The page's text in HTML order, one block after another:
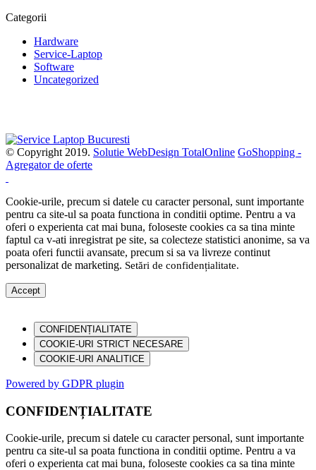
Categorii
Hardware
Service-Laptop
Software
Uncategorized
© Copyright 2019. Solutie WebDesign TotalOnline GoShopping -
Agregator de oferte
Cookie-urile, precum si datele cu caracter personal, sunt importante
pentru ca site-ul sa poata functiona in conditii optime. Pentru a va
oferi o experienta cat mai buna, foloseste cookies ca sa tina minte
faptul ca v-ati inregistrat pe site, sa colecteze statistici anonime, sa va
poata oferi functii avansate, precum si sa va livreze continut
personalizat de marketing. Setări de confidențialitate.
Accept
CONFIDENȚIALITATE
COOKIE-URI STRICT NECESARE
COOKIE-URI ANALITICE
Powered by GDPR plugin
CONFIDENȚIALITATE
Cookie-urile, precum si datele cu caracter personal, sunt importante
pentru ca site-ul sa poata functiona in conditii optime. Pentru a va
oferi o experienta cat mai buna, foloseste cookies ca sa tina minte